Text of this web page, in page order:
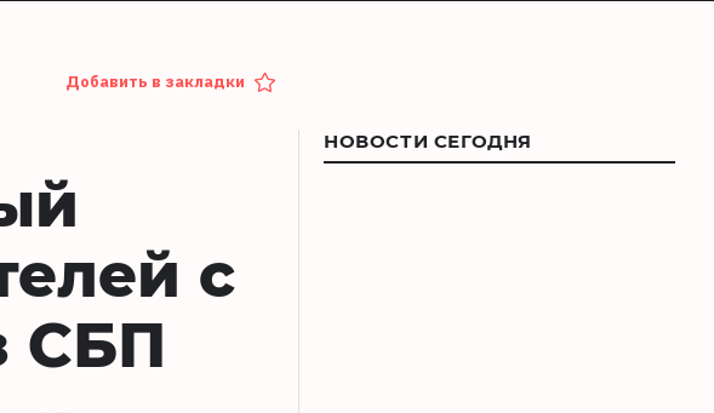
Добавить в закладки
с
СБП
НОВОСТИ СЕГОДНЯ